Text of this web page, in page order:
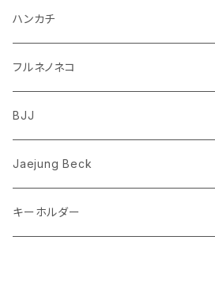
ポメラニアン
コーギー
リス
クマ
ゾウ
トリ
ちいかわ
ミッフィー
Richard Scarry (リチャード・スキャリー)
おぱんちゅうさぎ/んぽちゃむ
ハンカチ
フルネノネコ
BJJ
Jaejung Beck
キーホルダー